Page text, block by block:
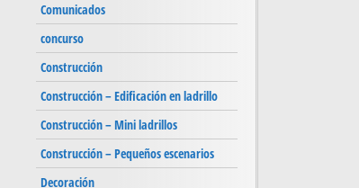
Comunicados
concurso
Construcción
Construcción – Edificación en ladrillo
Construcción – Mini ladrillos
Construcción – Pequeños escenarios
Decoración